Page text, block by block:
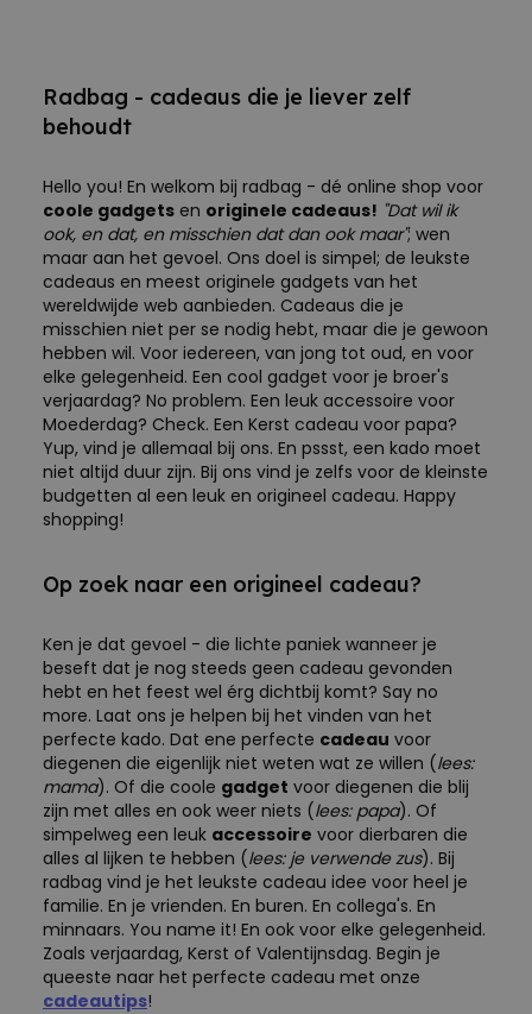
Radbag - cadeaus die je liever zelf
behoudt
Hello you! En welkom bij radbag - dé online shop voor
coole gadgets en originele cadeaus! "Dat wil ik
ook, en dat, en misschien dat dan ook maar"; wen
maar aan het gevoel. Ons doel is simpel; de leukste
cadeaus en meest originele gadgets van het
wereldwijde web aanbieden. Cadeaus die je
misschien niet per se nodig hebt, maar die je gewoon
hebben wil. Voor iedereen, van jong tot oud, en voor
elke gelegenheid. Een cool gadget voor je broer's
verjaardag? No problem. Een leuk accessoire voor
Moederdag? Check. Een Kerst cadeau voor papa?
Yup, vind je allemaal bij ons. En pssst, een kado moet
niet altijd duur zijn. Bij ons vind je zelfs voor de kleinste
budgetten al een leuk en origineel cadeau. Happy
shopping!
Op zoek naar een origineel cadeau?
Ken je dat gevoel - die lichte paniek wanneer je
beseft dat je nog steeds geen cadeau gevonden
hebt en het feest wel érg dichtbij komt? Say no
more. Laat ons je helpen bij het vinden van het
perfecte kado. Dat ene perfecte cadeau voor
diegenen die eigenlijk niet weten wat ze willen (lees:
mama). Of die coole gadget voor diegenen die blij
zijn met alles en ook weer niets (lees: papa). Of
simpelweg een leuk accessoire voor dierbaren die
alles al lijken te hebben (lees: je verwende zus). Bij
radbag vind je het leukste cadeau idee voor heel je
familie. En je vrienden. En buren. En collega's. En
minnaars. You name it! En ook voor elke gelegenheid.
Zoals verjaardag, Kerst of Valentijnsdag. Begin je
queeste naar het perfecte cadeau met onze
cadeautips!